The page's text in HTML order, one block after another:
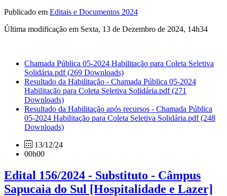
Publicado em Editais e Documentos 2024
Última modificação em Sexta, 13 de Dezembro de 2024, 14h34
Chamada Pública 05-2024 Habilitação para Coleta Seletiva
Solidária.pdf(269 Downloads)
Resultado da Habilitação - Chamada Pública 05-2024
Habilitação para Coleta Seletiva Solidária.pdf(271
Downloads)
Resultado da Habilitação após recursos - Chamada Pública
05-2024 Habilitação para Coleta Seletiva Solidária.pdf(248
Downloads)
13/12/24
00h00
Edital 156/2024 - Substituto - Câmpus
Sapucaia do Sul [Hospitalidade e Lazer]